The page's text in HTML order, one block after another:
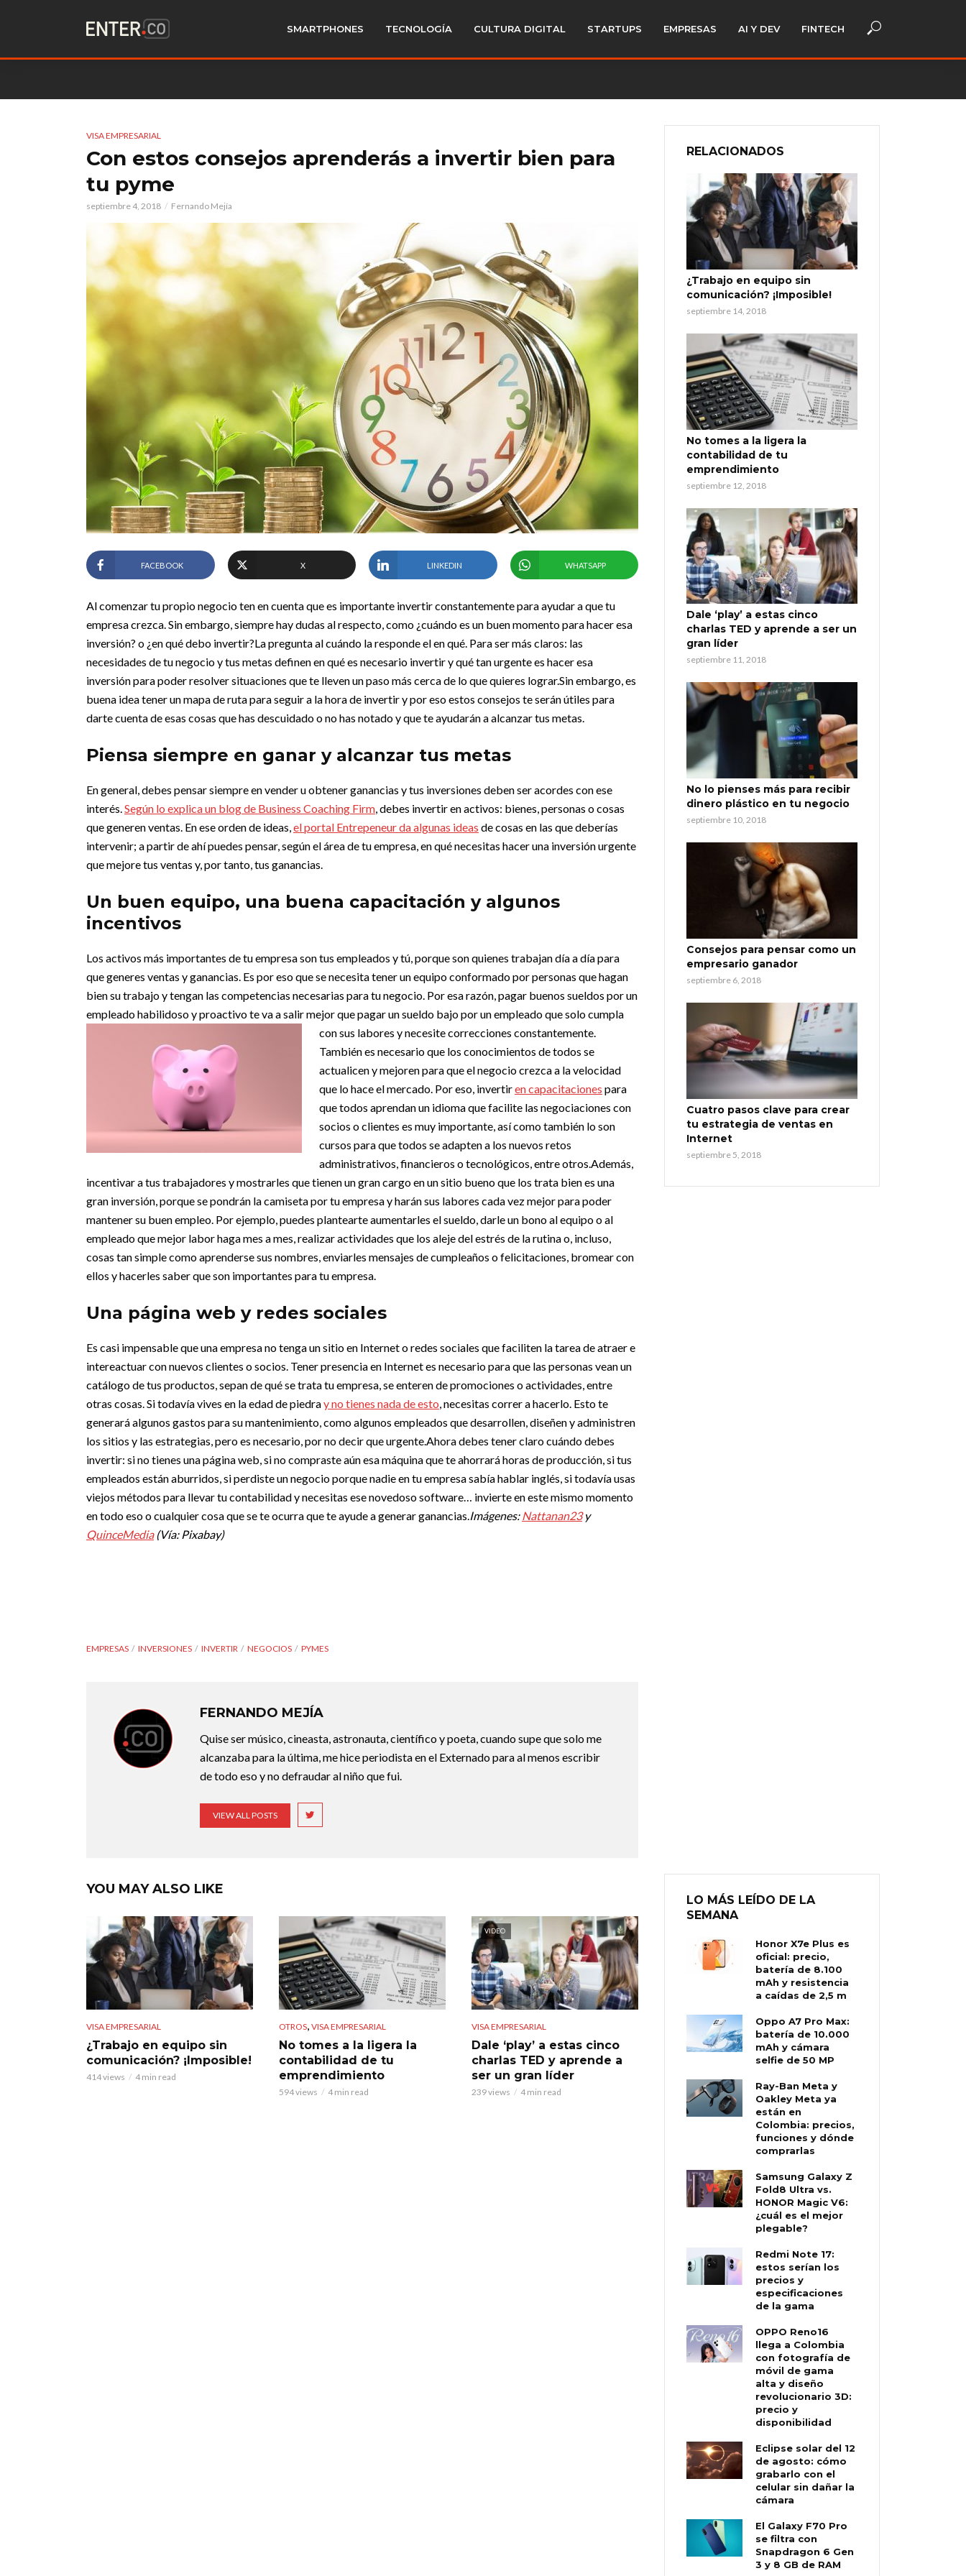
SMARTPHONES TECNOLOGÍA CULTURA DIGITAL STARTUPS EMPRESAS AI Y DEV FINTECH
VISA EMPRESARIAL
Con estos consejos aprenderás a invertir bien para
tu pyme
septiembre 4, 2018 Fernando Mejía
FACEBOOK X LINKEDIN WHATSAPP
Al comenzar tu propio negocio ten en cuenta que es importante invertir constantemente para ayudar a que tu
empresa crezca. Sin embargo, siempre hay dudas al respecto, como ¿cuándo es un buen momento para hacer esa
inversión? o ¿en qué debo invertir?La pregunta al cuándo la responde el en qué. Para ser más claros: las
necesidades de tu negocio y tus metas definen en qué es necesario invertir y qué tan urgente es hacer esa
inversión para poder resolver situaciones que te lleven un paso más cerca de lo que quieres lograr.Sin embargo, es
buena idea tener un mapa de ruta para seguir a la hora de invertir y por eso estos consejos te serán útiles para
darte cuenta de esas cosas que has descuidado o no has notado y que te ayudarán a alcanzar tus metas.
Piensa siempre en ganar y alcanzar tus metas
En general, debes pensar siempre en vender u obtener ganancias y tus inversiones deben ser acordes con ese
interés.Según lo explica un blog de Business Coaching Firm, debes invertir en activos: bienes, personas o cosas
que generen ventas. En ese orden de ideas,el portal Entrepeneur da algunas ideas de cosas en las que deberías
intervenir; a partir de ahí puedes pensar, según el área de tu empresa, en qué necesitas hacer una inversión urgente
que mejore tus ventas y, por tanto, tus ganancias.
Un buen equipo, una buena capacitación y algunos
incentivos
Los activos más importantes de tu empresa son tus empleados y tú, porque son quienes trabajan día a día para
que generes ventas y ganancias. Es por eso que se necesita tener un equipo conformado por personas que hagan
bien su trabajo y tengan las competencias necesarias para tu negocio. Por esa razón, pagar buenos sueldos por un
empleado habilidoso y proactivo te va a salir mejor que pagar un sueldo bajo por un empleado que solo cumpla
con sus labores y necesite correcciones constantemente.
También es necesario que los conocimientos de todos se
actualicen y mejoren para que el negocio crezca a la velocidad
que lo hace el mercado. Por eso, invertiren capacitaciones para
que todos aprendan un idioma que facilite las negociaciones con
socios o clientes es muy importante, así como también lo son
cursos para que todos se adapten a los nuevos retos
administrativos, financieros o tecnológicos, entre otros.Además,
incentivar a tus trabajadores y mostrarles que tienen un gran cargo en un sitio bueno que los trata bien es una
gran inversión, porque se pondrán la camiseta por tu empresa y harán sus labores cada vez mejor para poder
mantener su buen empleo. Por ejemplo, puedes plantearte aumentarles el sueldo, darle un bono al equipo o al
empleado que mejor labor haga mes a mes, realizar actividades que los aleje del estrés de la rutina o, incluso,
cosas tan simple como aprenderse sus nombres, enviarles mensajes de cumpleaños o felicitaciones, bromear con
ellos y hacerles saber que son importantes para tu empresa.
Una página web y redes sociales
Es casi impensable que una empresa no tenga un sitio en Internet o redes sociales que faciliten la tarea de atraer e
intereactuar con nuevos clientes o socios. Tener presencia en Internet es necesario para que las personas vean un
catálogo de tus productos, sepan de qué se trata tu empresa, se enteren de promociones o actividades, entre
otras cosas.Si todavía vives en la edad de piedray no tienes nada de esto, necesitas correr a hacerlo. Esto te
generará algunos gastos para su mantenimiento, como algunos empleados que desarrollen, diseñen y administren
los sitios y las estrategias, pero es necesario, por no decir que urgente.Ahora debes tener claro cuándo debes
invertir: si no tienes una página web, si no compraste aún esa máquina que te ahorrará horas de producción, si tus
empleados están aburridos, si perdiste un negocio porque nadie en tu empresa sabía hablar inglés, si todavía usas
viejos métodos para llevar tu contabilidad y necesitas ese novedoso software… invierte en este mismo momento
en todo eso o cualquier cosa que se te ocurra que te ayude a generar ganancias.Imágenes:Nattanan23y
QuinceMedia(Vía: Pixabay)
EMPRESAS INVERSIONES INVERTIR NEGOCIOS PYMES
FERNANDO MEJÍA
Quise ser músico, cineasta, astronauta, científico y poeta, cuando supe que solo me
alcanzaba para la última, me hice periodista en el Externado para al menos escribir
de todo eso y no defraudar al niño que fui.
VIEW ALL POSTS
YOU MAY ALSO LIKE
VISA EMPRESARIAL
¿Trabajo en equipo sin
comunicación? ¡Imposible!
414 views 4 min read
OTROS, VISA EMPRESARIAL
No tomes a la ligera la
contabilidad de tu
emprendimiento
594 views 4 min read
VIDEO
VISA EMPRESARIAL
Dale ‘play’ a estas cinco
charlas TED y aprende a
ser un gran líder
239 views 4 min read
RELACIONADOS
¿Trabajo en equipo sin
comunicación? ¡Imposible!
septiembre 14, 2018
No tomes a la ligera la
contabilidad de tu
emprendimiento
septiembre 12, 2018
Dale ‘play’ a estas cinco
charlas TED y aprende a ser un
gran líder
septiembre 11, 2018
No lo pienses más para recibir
dinero plástico en tu negocio
septiembre 10, 2018
Consejos para pensar como un
empresario ganador
septiembre 6, 2018
Cuatro pasos clave para crear
tu estrategia de ventas en
Internet
septiembre 5, 2018
LO MÁS LEÍDO DE LA
SEMANA
Honor X7e Plus es
oficial: precio,
batería de 8.100
mAh y resistencia
a caídas de 2,5 m
Oppo A7 Pro Max:
batería de 10.000
mAh y cámara
selfie de 50 MP
Ray-Ban Meta y
Oakley Meta ya
están en
Colombia: precios,
funciones y dónde
comprarlas
Samsung Galaxy Z
Fold8 Ultra vs.
HONOR Magic V6:
¿cuál es el mejor
plegable?
Redmi Note 17:
estos serían los
precios y
especificaciones
de la gama
OPPO Reno16
llega a Colombia
con fotografía de
móvil de gama
alta y diseño
revolucionario 3D:
precio y
disponibilidad
Eclipse solar del 12
de agosto: cómo
grabarlo con el
celular sin dañar la
cámara
El Galaxy F70 Pro
se filtra con
Snapdragon 6 Gen
3 y 8 GB de RAM